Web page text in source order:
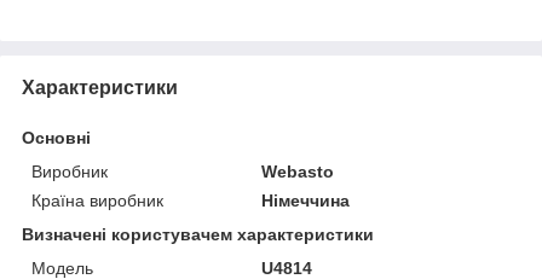
Характеристики
Основні
Виробник
Webasto
Країна виробник
Німеччина
Визначені користувачем характеристики
Модель
U4814